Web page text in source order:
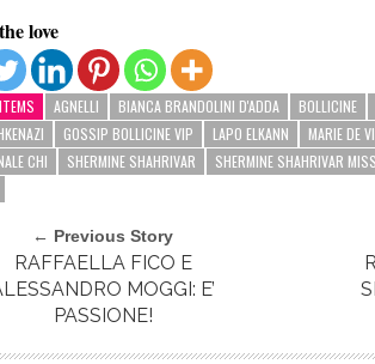
love
AGNELLI BIANCA BRANDOLINI D'ADDA BOLLICINE
GOSSIP BOLLICINE VIP LAPO ELKANN MARIE DE
CHI
SHERMINE SHAHRIVAR SHERMINE SHAHRIVAR
← Previous Story
RAFFAELLA FICO E
MOGGI: E’
PASSIONE!